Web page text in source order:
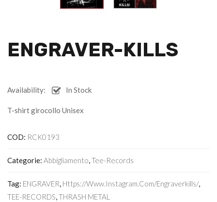
ENGRAVER-KILLS
Availability: In Stock
T-shirt girocollo Unisex
COD: RCK0193
Categorie: Abbigliamento,Tee-Records
Tag: ENGRAVER, Https://www.instagram.com/engraverkills/,
TEE-RECORDS,THRASH METAL